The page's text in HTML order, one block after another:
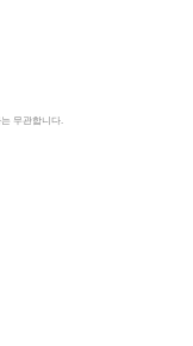
무관합니다.